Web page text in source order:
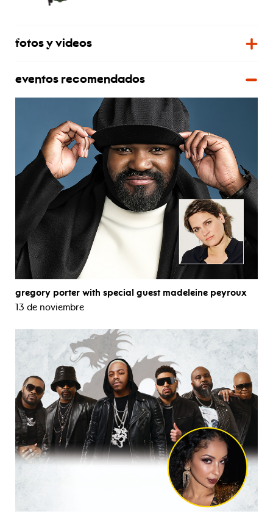
fotos y videos
eventos recomendados
gregory porter with special guest madeleine peyroux
13 de noviembre